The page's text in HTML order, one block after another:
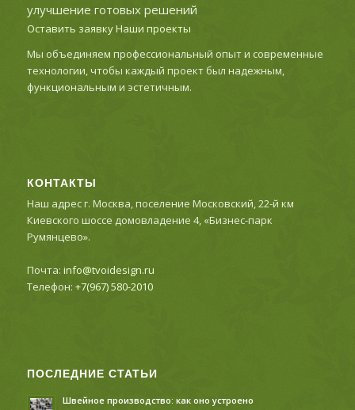
улучшение готовых решений
Оставить заявкуНаши проекты
Мы объединяем профессиональный опыт и современные
технологии, чтобы каждый проект был надежным,
функциональным и эстетичным.
КОНТАКТЫ
Наш адрес г. Москва, поселение Московский, 22-й км
Киевского шоссе домовладение 4, «Бизнес-парк
Румянцево».
Почта: info@tvoidesign.ru
Телефон: +7(967) 580-2010
ПОСЛЕДНИЕ СТАТЬИ
Швейное производство: как оно устроено